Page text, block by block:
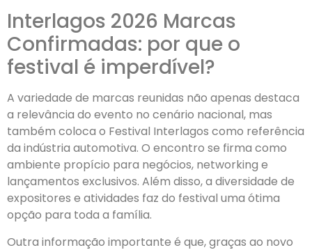
Interlagos 2026 Marcas
Confirmadas: por que o
festival é imperdível?
A variedade de marcas reunidas não apenas destaca
a relevância do evento no cenário nacional, mas
também coloca o Festival Interlagos como referência
da indústria automotiva. O encontro se firma como
ambiente propício para negócios, networking e
lançamentos exclusivos. Além disso, a diversidade de
expositores e atividades faz do festival uma ótima
opção para toda a família.
Outra informação importante é que, graças ao novo